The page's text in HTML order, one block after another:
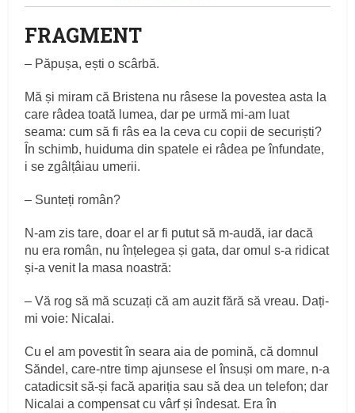
FRAGMENT
– Păpușa, ești o scârbă.
Mă și miram că Bristena nu râsese la povestea asta la
care râdea toată lumea, dar pe urmă mi-am luat
seama: cum să fi râs ea la ceva cu copii de securiști?
În schimb, huiduma din spatele ei râdea pe înfundate,
i se zgâlțâiau umerii.
– Sunteți român?
N-am zis tare, doar el ar fi putut să m-audă, iar dacă
nu era român, nu înțelegea și gata, dar omul s-a ridicat
și-a venit la masa noastră:
– Vă rog să mă scuzați că am auzit fără să vreau. Dați-
mi voie: Nicalai.
Cu el am povestit în seara aia de pomină, că domnul
Săndel, care-ntre timp ajunsese el însuși om mare, n-a
catadicsit să-și facă apariția sau să dea un telefon; dar
Nicalai a compensat cu vârf și îndesat. Era în